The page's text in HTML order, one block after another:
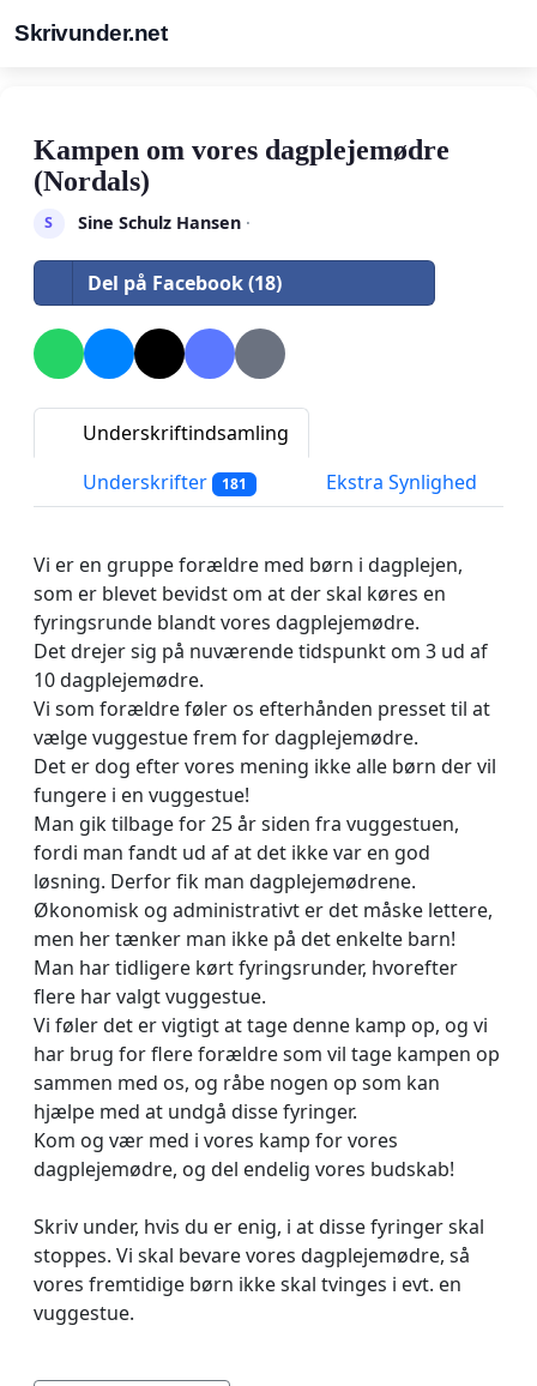
Skrivunder.net
Kampen om vores dagplejemødre
(Nordals)
S Sine Schulz Hansen·
Del på Facebook (18)
Underskriftindsamling
Underskrifter
181 Ekstra Synlighed
Vi er en gruppe forældre med børn i dagplejen,
som er blevet bevidst om at der skal køres en
fyringsrunde blandt vores dagplejemødre.
Det drejer sig på nuværende tidspunkt om 3 ud af
10 dagplejemødre.
Vi som forældre føler os efterhånden presset til at
vælge vuggestue frem for dagplejemødre.
Det er dog efter vores mening ikke alle børn der vil
fungere i en vuggestue!
Man gik tilbage for 25 år siden fra vuggestuen,
fordi man fandt ud af at det ikke var en god
løsning. Derfor fik man dagplejemødrene.
Økonomisk og administrativt er det måske lettere,
men her tænker man ikke på det enkelte barn!
Man har tidligere kørt fyringsrunder, hvorefter
flere har valgt vuggestue.
Vi føler det er vigtigt at tage denne kamp op, og vi
har brug for flere forældre som vil tage kampen op
sammen med os, og råbe nogen op som kan
hjælpe med at undgå disse fyringer.
Kom og vær med i vores kamp for vores
dagplejemødre, og del endelig vores budskab!
Skriv under, hvis du er enig, i at disse fyringer skal
stoppes. Vi skal bevare vores dagplejemødre, så
vores fremtidige børn ikke skal tvinges i evt. en
vuggestue.